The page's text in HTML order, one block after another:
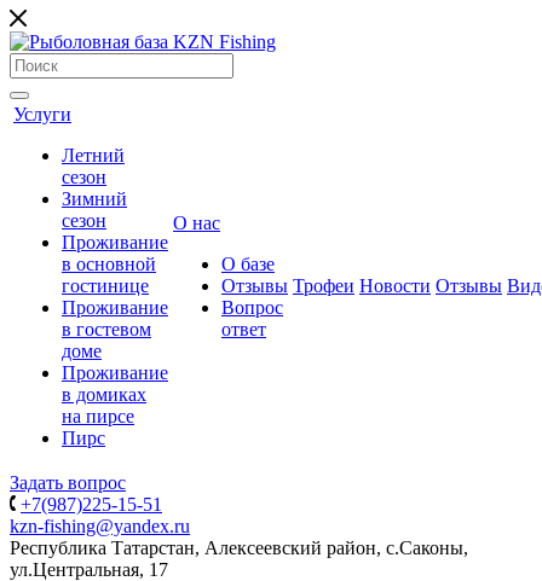
Услуги
Летний
сезон
Зимний
сезон
Проживание
в основной
гостинице
Проживание
в гостевом
доме
Проживание
в домиках
на пирсе
Пирс
О нас
О базе
Отзывы
Вопрос
ответ
Трофеи Новости Отзывы
Задать вопрос
+7(987)225-15-51
kzn-fishing@yandex.ru
Республика Татарстан, Алексеевский район, с.Саконы,
ул.Центральная, 17